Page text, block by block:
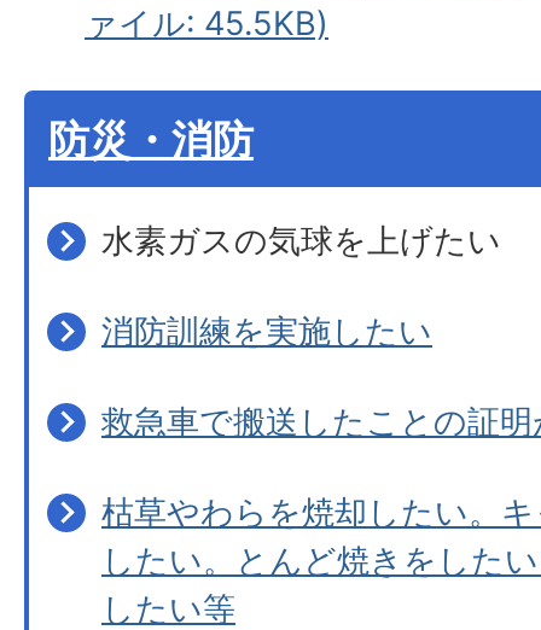
ァイル: 45.5KB)
防災・消防
水素ガスの気球を上げたい
消防訓練を実施したい
救急車で搬送したことの証
枯草やわらを焼却したい。
したい。とんど焼きをした
したい等